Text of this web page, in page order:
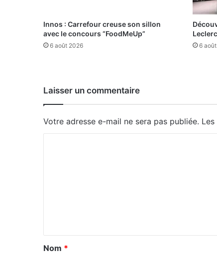
Innos : Carrefour creuse son sillon
avec le concours “FoodMeUp”
6 août 2026 6
Laisser un commentaire
Votre adresse e-mail ne sera pas publiée.
a
Nom *